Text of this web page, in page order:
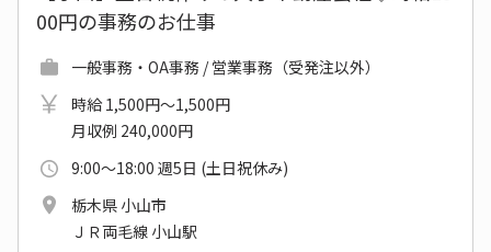
00円の事務のお仕事
一般事務・OA事務 / 営業事務（受発注以外）
時給 1,500円～1,500円
月収例 240,000円
9:00～18:00 週5日 (土日祝休み)
栃木県 小山市
ＪＲ両毛線 小山駅